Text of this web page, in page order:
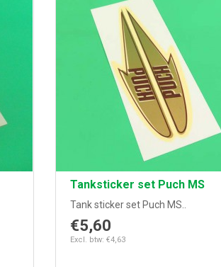
Tanksticker set Puch MS
Tank sticker set Puch MS..
€5,60
Excl. btw: €4,63